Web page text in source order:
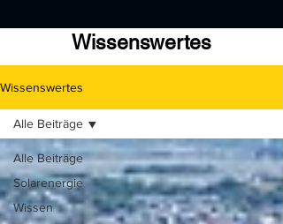
Wissenswertes
Wissenswertes
Alle Beiträge
Solarenergie
Wissen
Alle Beiträge